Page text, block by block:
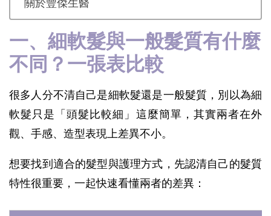
關於豐傑生醫
一、細軟髮與一般髮質有什麼
不同？一張表比較
很多人分不清自己是細軟髮還是一般髮質，別以為細
軟髮只是「頭髮比較細」這麼簡單，其實兩者在外
觀、手感、造型表現上差異不小。
想要找到適合的髮型與護理方式，先認清自己的髮質
特性很重要，一起快速看懂兩者的差異：